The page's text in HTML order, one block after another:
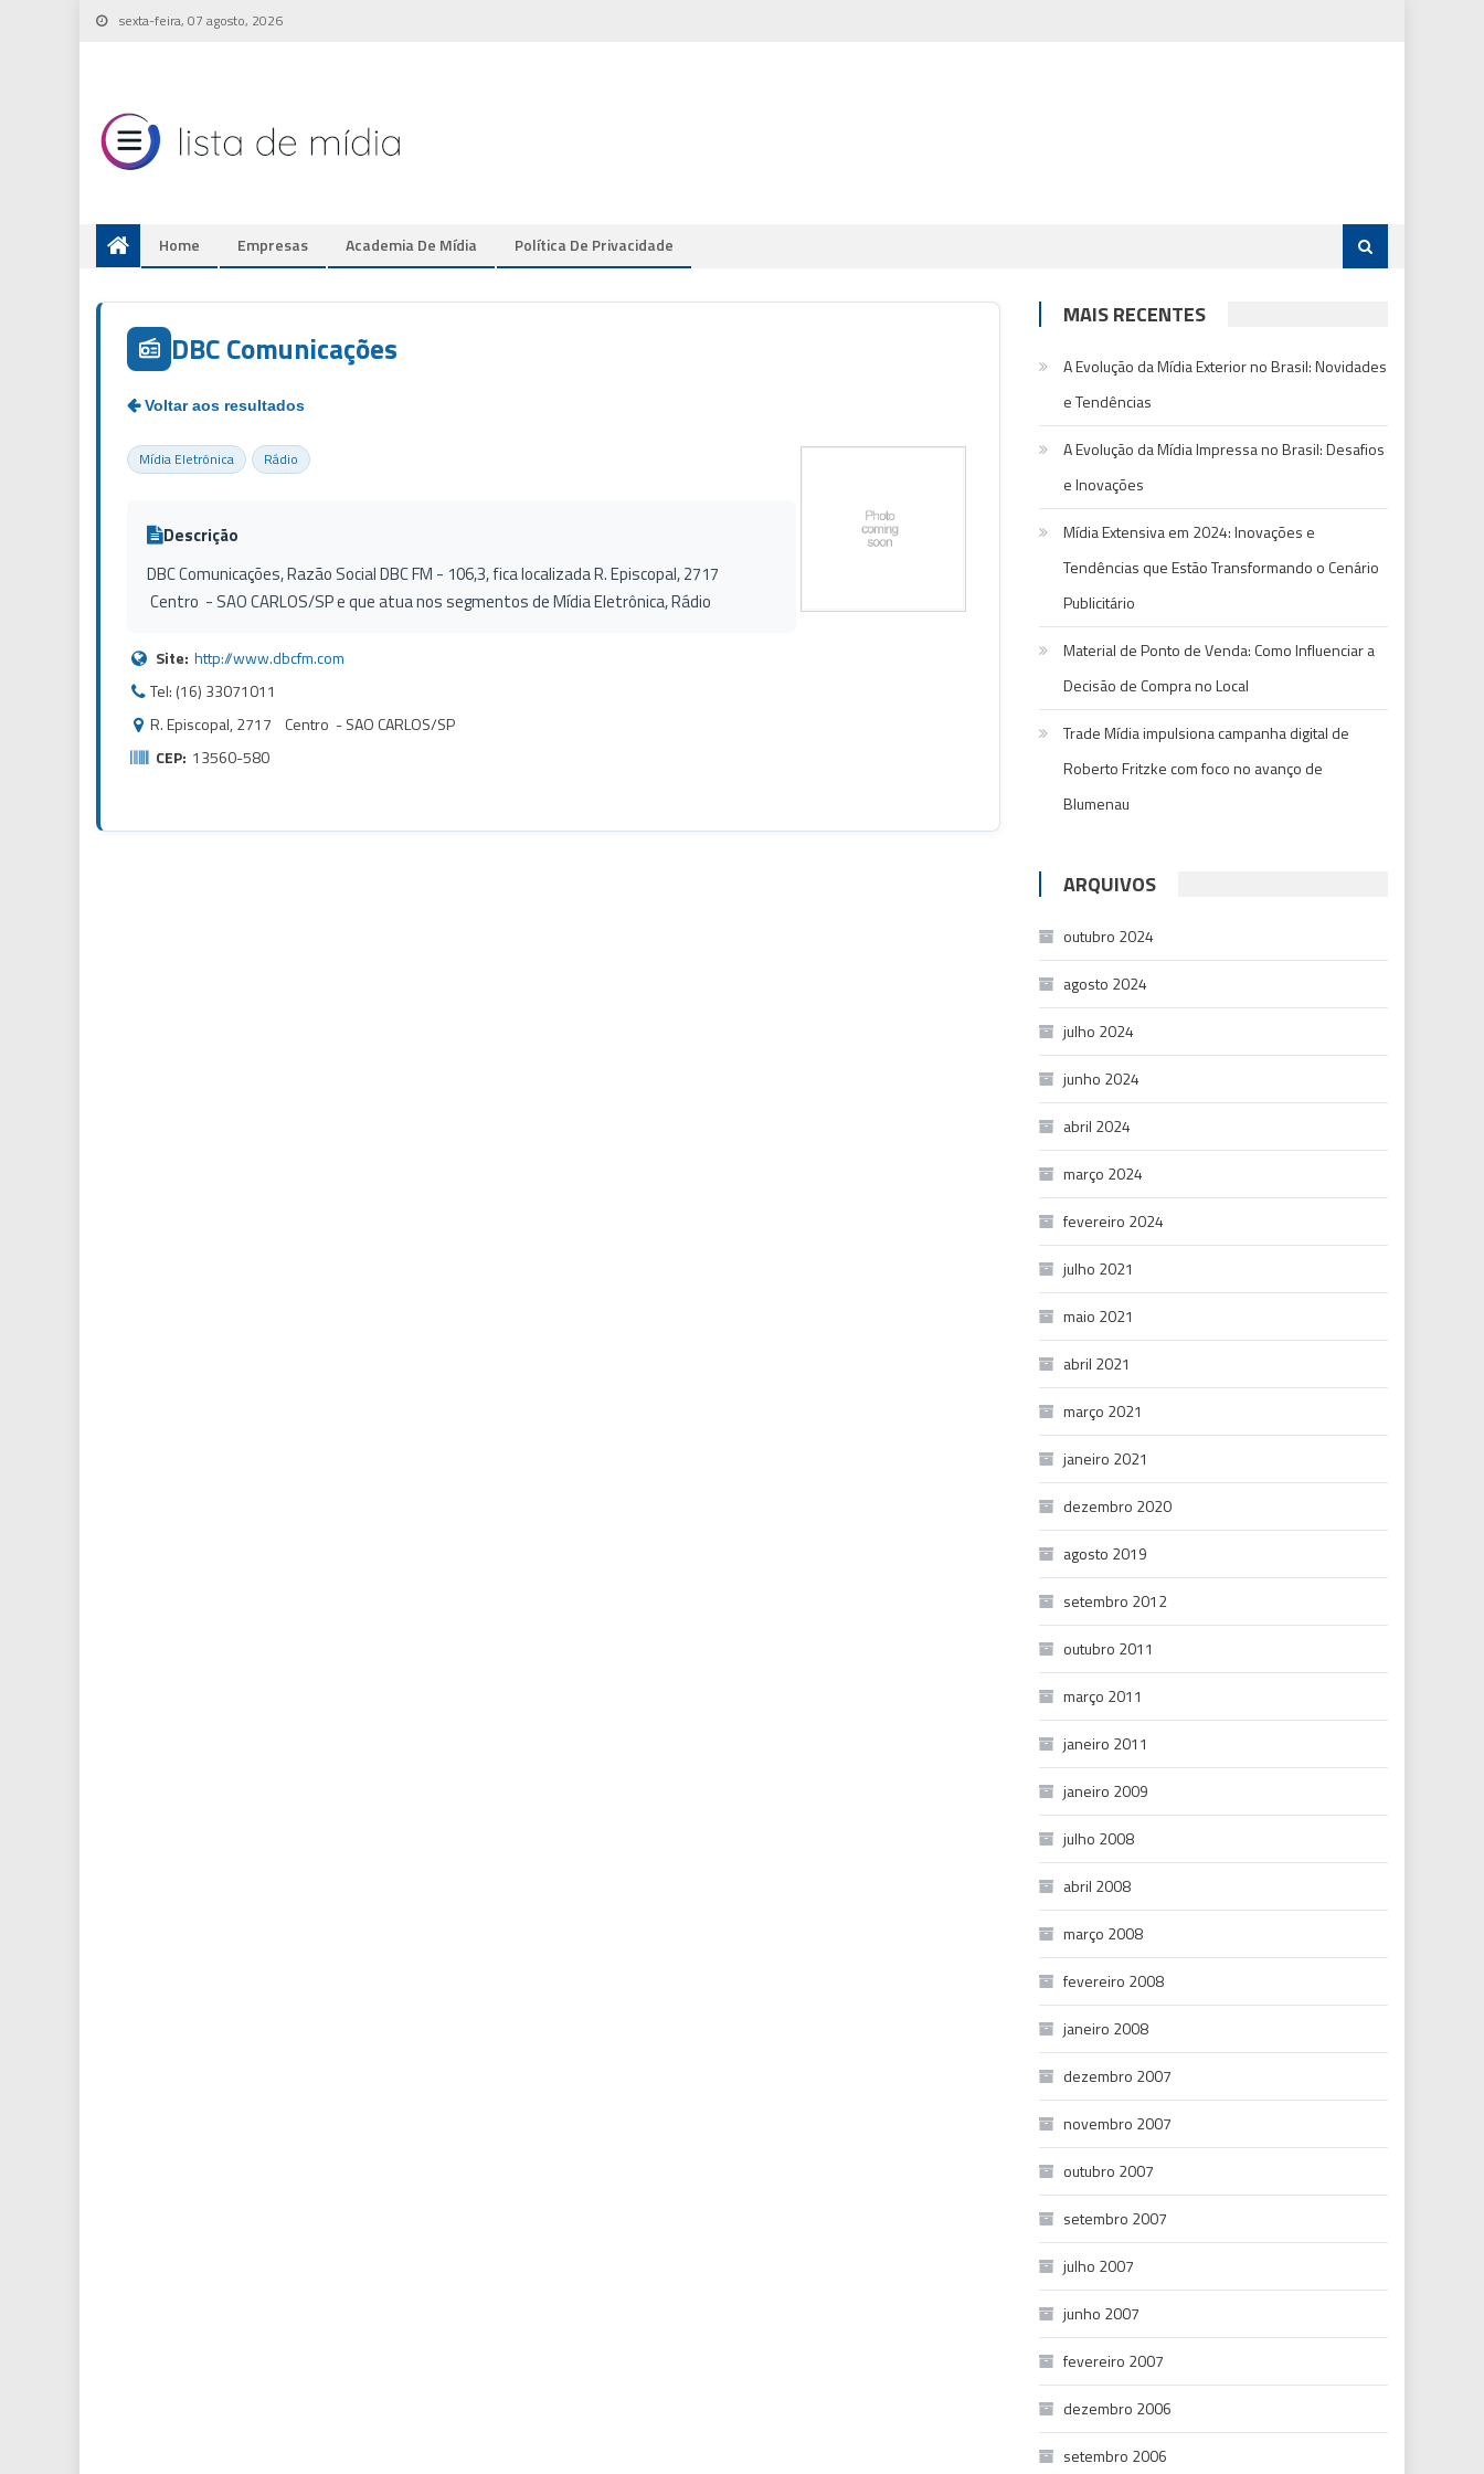
Skip sexta-feira, 07 agosto, 2026
Home Empresas Academia De Mídia Política De Privacidade
DBC Comunicações
Mídia Eletrônica Rádio
Descrição
DBC Comunicações, Razão Social DBC FM - 106,3, fica localizada R. Episcopal, 2717
Centro - SAO CARLOS/SP e que atua nos segmentos de Mídia Eletrônica, Rádio
Site: http://www.dbcfm.com
Tel: (16) 33071011
R. Episcopal, 2717 Centro - SAO CARLOS/SP
CEP: 13560-580
MAIS RECENTES
A Evolução da Mídia Exterior no Brasil: Novidades
e Tendências
A Evolução da Mídia Impressa no Brasil: Desafios
e Inovações
Mídia Extensiva em 2024: Inovações e
Tendências que Estão Transformando o Cenário
Publicitário
Material de Ponto de Venda: Como Influenciar a
Decisão de Compra no Local
Trade Mídia impulsiona campanha digital de
Roberto Fritzke com foco no avanço de
Blumenau
ARQUIVOS
outubro 2024
agosto 2024
julho 2024
junho 2024
abril 2024
março 2024
fevereiro 2024
julho 2021
maio 2021
abril 2021
março 2021
janeiro 2021
dezembro 2020
agosto 2019
setembro 2012
outubro 2011
março 2011
janeiro 2011
janeiro 2009
julho 2008
abril 2008
março 2008
fevereiro 2008
janeiro 2008
dezembro 2007
novembro 2007
outubro 2007
setembro 2007
julho 2007
junho 2007
fevereiro 2007
dezembro 2006
setembro 2006